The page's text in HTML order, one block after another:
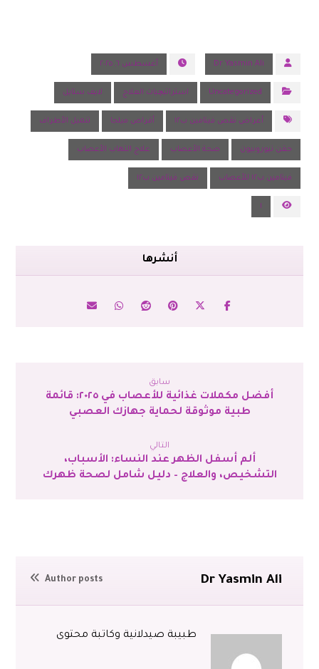
Dr Yasmin Ali أغسطس ٦, ٢٠٢٥
Uncategorized استراتيچيات العلاج لايف ستايل
أعراض نقص فيتامين ب١٢ أقراص ميلجا تنميل الأطراف
حقن نيوروبيون صحة الأعصاب علاج التهاب الأعصاب
فيتامين ب١٢ للأعصاب نقص فيتامين ب١٢
١
سابق
أفضل مكملات غذائية للأعصاب في ٢٠٢٥: قائمة
طبية موثوقة لحماية جهازك العصبي
التالي
ألم أسفل الظهر عند النساء: الأسباب،
التشخيص، والعلاج – دليل شامل لصحة ظهرك
Dr Yasmin Ali
Author posts
طبيبة صيدلانية وكاتبة محتوى